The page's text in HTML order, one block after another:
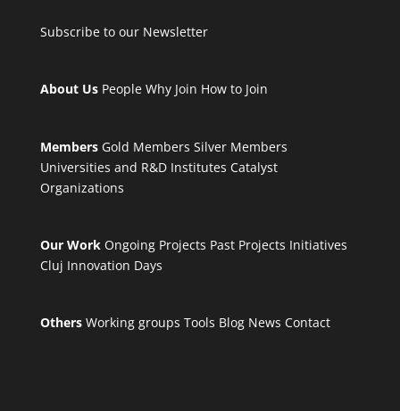
Subscribe to our Newsletter
About Us People Why Join How to Join
Members Gold Members Silver Members
Universities and R&D Institutes Catalyst
Organizations
Our Work Ongoing Projects Past Projects Initiatives
Cluj Innovation Days
Others Working groups Tools Blog News Contact